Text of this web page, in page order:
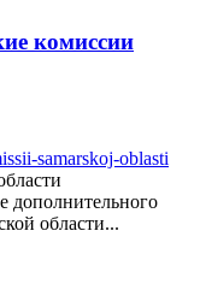
комиссии
дополнительного
области...